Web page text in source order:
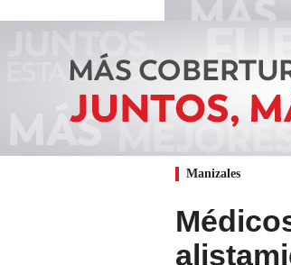
Manizales